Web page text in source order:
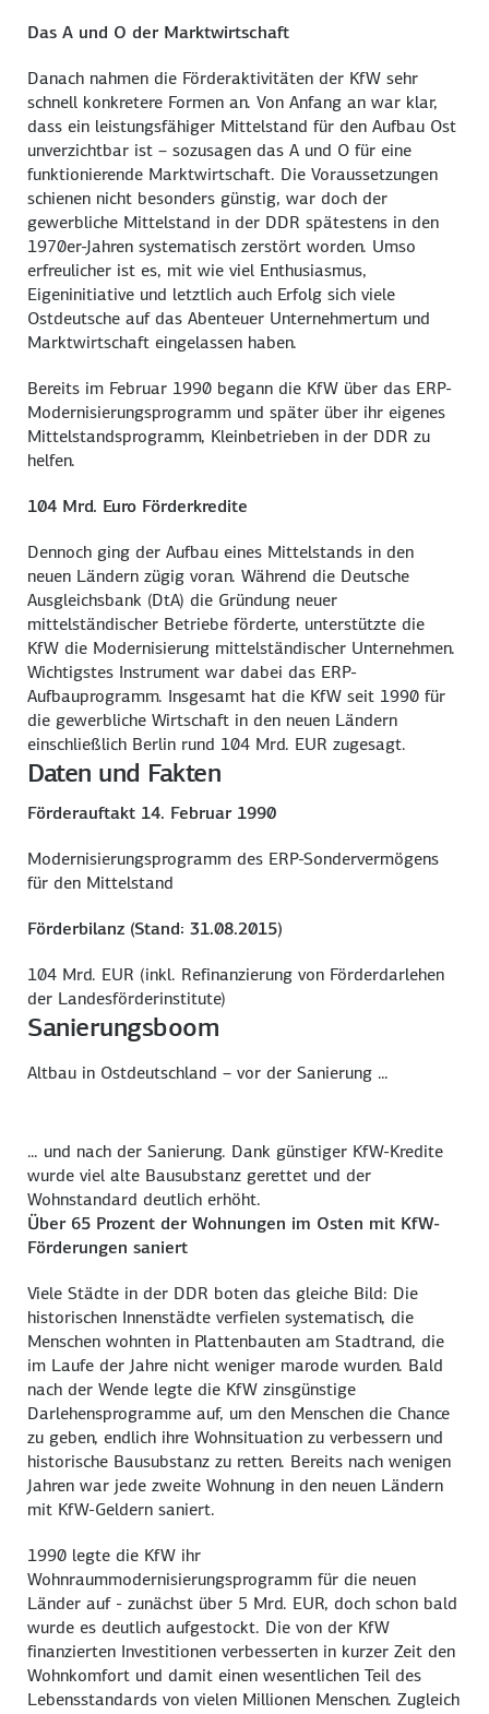
Das A und O der Marktwirtschaft
Danach nahmen die Förderaktivitäten der KfW sehr
schnell konkretere Formen an. Von Anfang an war klar,
dass ein leistungsfähiger Mittelstand für den Aufbau Ost
unverzichtbar ist – sozusagen das A und O für eine
funktionierende Marktwirtschaft. Die Voraussetzungen
schienen nicht besonders günstig, war doch der
gewerbliche Mittelstand in der DDR spätestens in den
1970er-Jahren systematisch zerstört worden. Umso
erfreulicher ist es, mit wie viel Enthusiasmus,
Eigeninitiative und letztlich auch Erfolg sich viele
Ostdeutsche auf das Abenteuer Unternehmertum und
Marktwirtschaft eingelassen haben.
Bereits im Februar 1990 begann die KfW über das ERP-
Modernisierungsprogramm und später über ihr eigenes
Mittelstandsprogramm, Kleinbetrieben in der DDR zu
helfen.
104 Mrd. Euro Förderkredite
Dennoch ging der Aufbau eines Mittelstands in den
neuen Ländern zügig voran. Während die Deutsche
Ausgleichsbank (DtA) die Gründung neuer
mittelständischer Betriebe förderte, unterstützte die
KfW die Modernisierung mittelständischer Unternehmen.
Wichtigstes Instrument war dabei das ERP-
Aufbauprogramm. Insgesamt hat die KfW seit 1990 für
die gewerbliche Wirtschaft in den neuen Ländern
einschließlich Berlin rund 104 Mrd. EUR zugesagt.
Daten und Fakten
Förderauftakt 14. Februar 1990
Modernisierungsprogramm des ERP-Sondervermögens
für den Mittelstand
Förderbilanz (Stand: 31.08.2015)
104 Mrd. EUR (inkl. Refinanzierung von Förderdarlehen
der Landesförderinstitute)
Sanierungsboom
Altbau in Ostdeutschland – vor der Sanierung ...
... und nach der Sanierung. Dank günstiger KfW-Kredite
wurde viel alte Bausubstanz gerettet und der
Wohnstandard deutlich erhöht.
Über 65 Prozent der Wohnungen im Osten mit KfW-
Förderungen saniert
Viele Städte in der DDR boten das gleiche Bild: Die
historischen Innenstädte verfielen systematisch, die
Menschen wohnten in Plattenbauten am Stadtrand, die
im Laufe der Jahre nicht weniger marode wurden. Bald
nach der Wende legte die KfW zinsgünstige
Darlehensprogramme auf, um den Menschen die Chance
zu geben, endlich ihre Wohnsituation zu verbessern und
historische Bausubstanz zu retten. Bereits nach wenigen
Jahren war jede zweite Wohnung in den neuen Ländern
mit KfW-Geldern saniert.
1990 legte die KfW ihr
Wohnraummodernisierungsprogramm für die neuen
Länder auf - zunächst über 5 Mrd. EUR, doch schon bald
wurde es deutlich aufgestockt. Die von der KfW
finanzierten Investitionen verbesserten in kurzer Zeit den
Wohnkomfort und damit einen wesentlichen Teil des
Lebensstandards von vielen Millionen Menschen. Zugleich